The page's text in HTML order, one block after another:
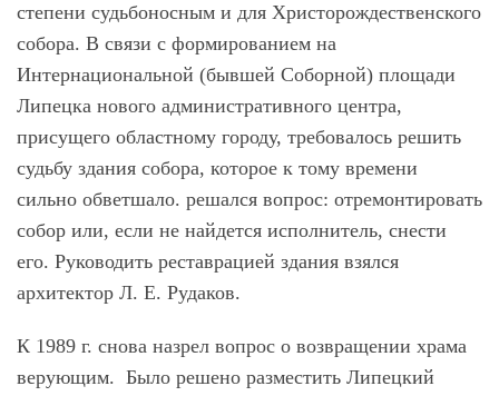
степени судьбоносным и для Христорождественского
собора. В связи с формированием на
Интернациональной (бывшей Соборной) площади
Липецка нового административного центра,
присущего областному городу, требовалось решить
судьбу здания собора, которое к тому времени
сильно обветшало. решался вопрос: отремонтировать
собор или, если не найдется исполнитель, снести
его. Руководить реставрацией здания взялся
архитектор Л. Е. Рудаков.
К 1989 г. снова назрел вопрос о возвращении храма
верующим. Было решено разместить Липецкий